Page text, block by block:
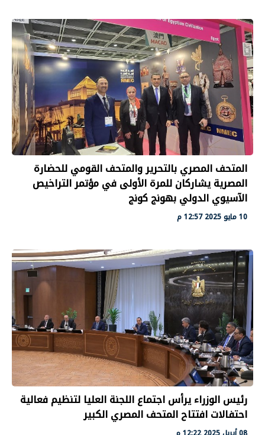
المتحف المصري بالتحرير والمتحف القومي للحضارة
المصرية يشاركان للمرة الأولى في مؤتمر التراخيص
الآسيوي الدولي بهونج كونج
10 مايو 2025 12:57 م
رئيس الوزراء يرأس اجتماع اللجنة العليا لتنظيم فعالية
احتفالات افتتاح المتحف المصري الكبير